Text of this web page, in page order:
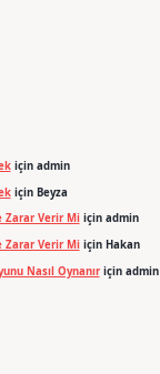
için admin
için Beyza
Zarar Verir Miiçin admin
Zarar Verir Miiçin Hakan
Nasıl Oynanıriçin admin